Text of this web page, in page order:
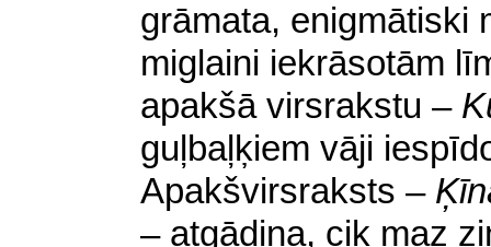
grāmata, enigmātiski
miglaini iekrāsotām
apakšā virsrakstu –
guļbaļķiem vāji
Apakšvirsraksts –
– atgādina, cik maz